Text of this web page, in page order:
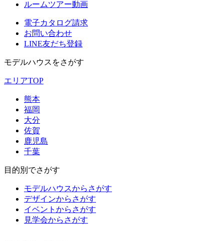
ルームツアー動画
電子カタログ請求
お問い合わせ
LINE友だち登録
モデルハウスをさがす
エリアTOP
熊本
福岡
大分
佐賀
鹿児島
千葉
目的別でさがす
モデルハウスからさがす
デザインからさがす
イベントからさがす
見学会からさがす